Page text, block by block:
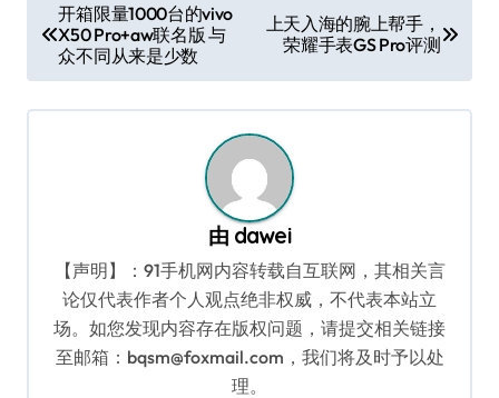
章
导
航
开箱限量1000台的vivo
X50 Pro+aw联名版 与
众不同从来是少数
上天入海的腕上帮手，
荣耀手表GS Pro评测
由 dawei
【声明】：91手机网内容转载自互联网，其相关言
论仅代表作者个人观点绝非权威，不代表本站立
场。如您发现内容存在版权问题，请提交相关链接
至邮箱：bqsm@foxmail.com，我们将及时予以处
理。